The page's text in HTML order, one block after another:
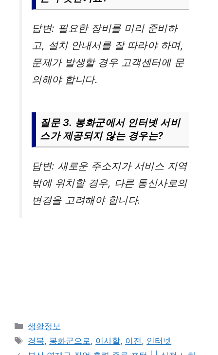
답변: 필요한 장비를 미리 준비하
고, 설치 안내서를 잘 따라야 하며,
문제가 발생할 경우 고객센터에 문
의해야 합니다.
질문 3. 봉화군에서 인터넷 서비
스가 제공되지 않는 경우는?
답변: 새로운 주소지가 서비스 지역
밖에 위치할 경우, 다른 통신사로의
변경을 고려해야 합니다.
카
테
생활정보
태
그
경북, 봉화군으로, 이사할, 이전, 인터넷